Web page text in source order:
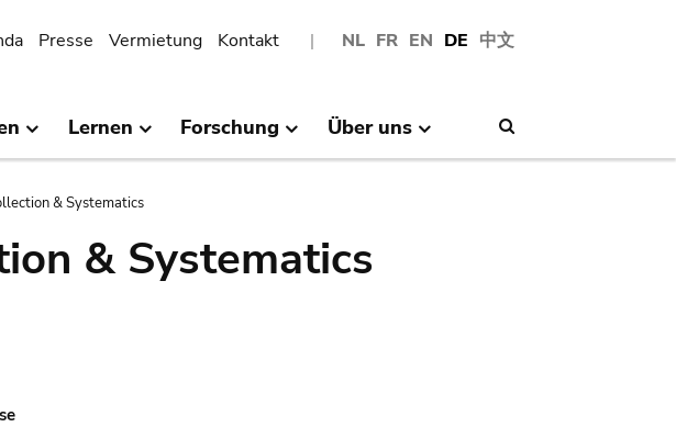
NL FR EN DE 中文
Presse Vermietung Kontakt
Lernen Forschung Über uns
& Systematics
& Systematics